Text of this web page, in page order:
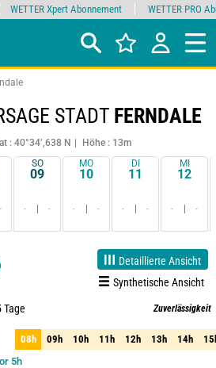
STADT FERNDALE
: 40°34’,638 N
Höhe : 13m
-
SO
09
- -
MO
10
- -
DI
11
- -
MI
12
- -
Detaillierte Ansicht
Synthetische Ansicht
Tage Zuverlässigkeit
90%
5h
08h 09h 10h 11h 12h 13h 14h
08h 09h 10h 11h 12h 13h 14h
WETTER Xpert Abonnement WETTER PRO